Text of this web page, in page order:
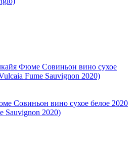
Совиньон вино сухое белое 2020
Sauvignon 2020)